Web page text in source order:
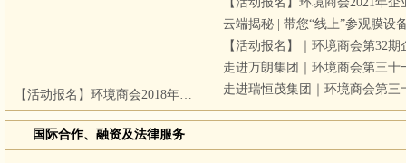
【活动报名】环境商会2018年企业互访——第二十六期 启迪桑德 蚌埠站
云端揭秘 | 带您“线上”参观膜设
【活动报名】｜环境商会第32
走进万朗集团｜环境商会第三十
走进瑞恒茂集团｜环境商会第
国际合作、融资及法律服务